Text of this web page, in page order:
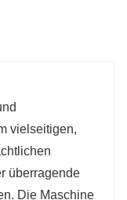
vielseitigen,
überragende
Die Maschine